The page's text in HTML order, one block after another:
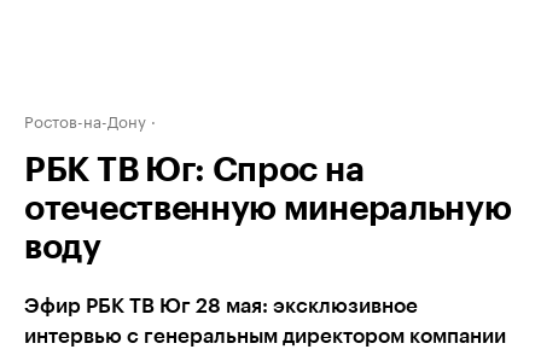
Ростов-на-Дону
РБК ТВ Юг: Спрос на
отечественную минеральную
воду
Эфир РБК ТВ Юг 28 мая: эксклюзивное
интервью с генеральным директором компании